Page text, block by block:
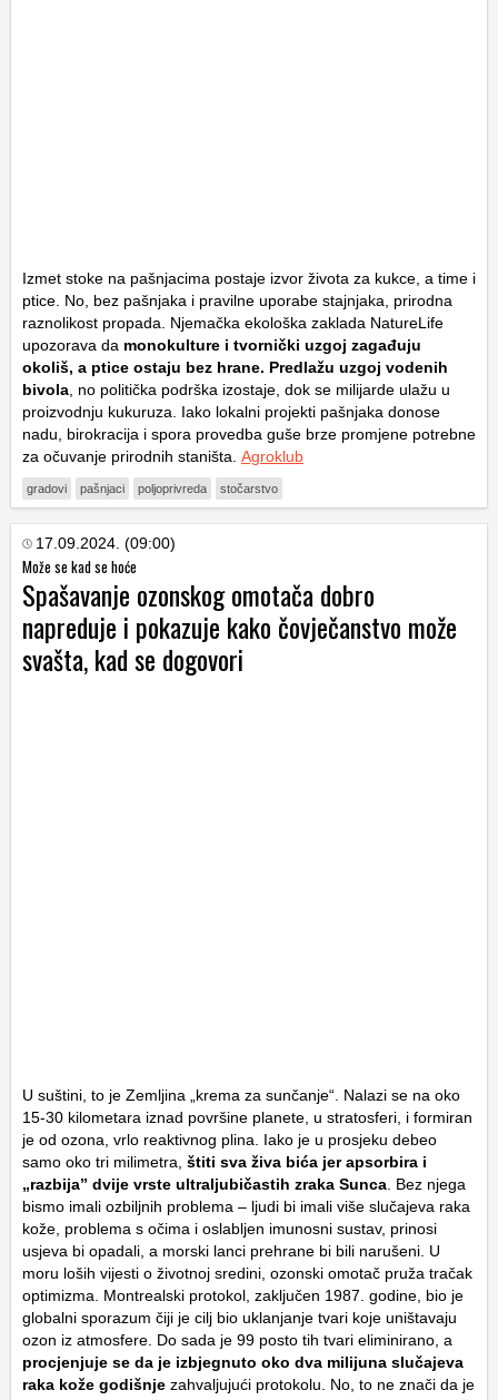
Izmet stoke na pašnjacima postaje izvor života za kukce, a time i
ptice. No, bez pašnjaka i pravilne uporabe stajnjaka, prirodna
raznolikost propada. Njemačka ekološka zaklada NatureLife
upozorava da monokulture i tvornički uzgoj zagađuju
okoliš, a ptice ostaju bez hrane. Predlažu uzgoj vodenih
bivola, no politička podrška izostaje, dok se milijarde ulažu u
proizvodnju kukuruza. Iako lokalni projekti pašnjaka donose
nadu, birokracija i spora provedba guše brze promjene potrebne
za očuvanje prirodnih staništa. Agroklub
gradovi pašnjaci poljoprivreda stočarstvo
17.09.2024. (09:00)
Može se kad se hoće
Spašavanje ozonskog omotača dobro
napreduje i pokazuje kako čovječanstvo može
svašta, kad se dogovori
U suštini, to je Zemljina „krema za sunčanje“. Nalazi se na oko
15-30 kilometara iznad površine planete, u stratosferi, i formiran
je od ozona, vrlo reaktivnog plina. Iako je u prosjeku debeo
samo oko tri milimetra, štiti sva živa bića jer apsorbira i
„razbija” dvije vrste ultraljubičastih zraka Sunca . Bez njega
bismo imali ozbiljnih problema – ljudi bi imali više slučajeva raka
kože, problema s očima i oslabljen imunosni sustav, prinosi
usjeva bi opadali, a morski lanci prehrane bi bili narušeni. U
moru loših vijesti o životnoj sredini, ozonski omotač pruža tračak
optimizma. Montrealski protokol, zaključen 1987. godine, bio je
globalni sporazum čiji je cilj bio uklanjanje tvari koje uništavaju
ozon iz atmosfere. Do sada je 99 posto tih tvari eliminirano, a
procjenjuje se da je izbjegnuto oko dva milijuna slučajeva
raka kože godišnje zahvaljujući protokolu. No, to ne znači da je